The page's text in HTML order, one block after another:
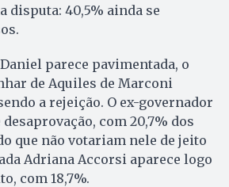
disputa: 40,5% ainda se
parece pavimentada, o
de Aquiles de Marconi
a rejeição. O ex-governador
com 20,7% dos
que não votariam nele de jeito
Adriana Accorsi aparece logo
com 18,7%.